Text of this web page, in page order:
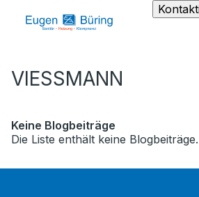
VIESSMANN
Keine Blogbeiträge
Die Liste enthält keine Blogbeiträge.